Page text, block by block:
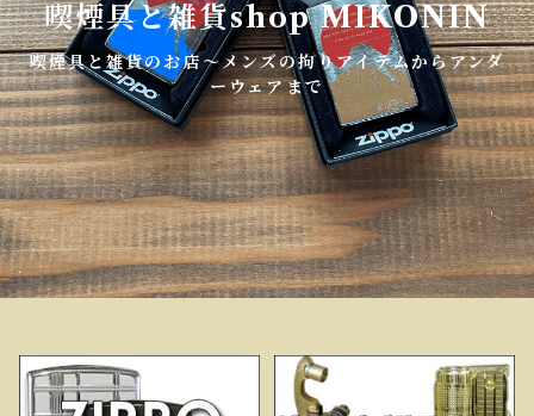
喫煙具と雑貨shop MIKONIN
喫煙具と雑貨のお店～メンズの拘りアイテムからアンダ
ーウェアまで